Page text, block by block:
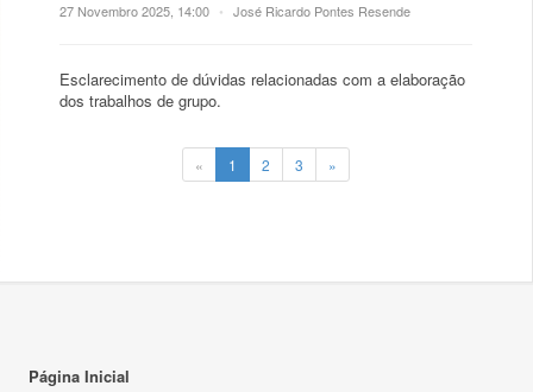
27 Novembro 2025, 14:00 • José Ricardo Pontes Resende
Esclarecimento de dúvidas relacionadas com a elaboração
dos trabalhos de grupo.
« 1 2 3 »
Página Inicial